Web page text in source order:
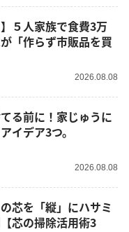
５人家族で食費3万
「作らず市販品を買
2026.08.08
る前に！家じゅうに
イデア3つ。
2026.08.08
芯を「縦」にハサミ
芯の掃除活用術3